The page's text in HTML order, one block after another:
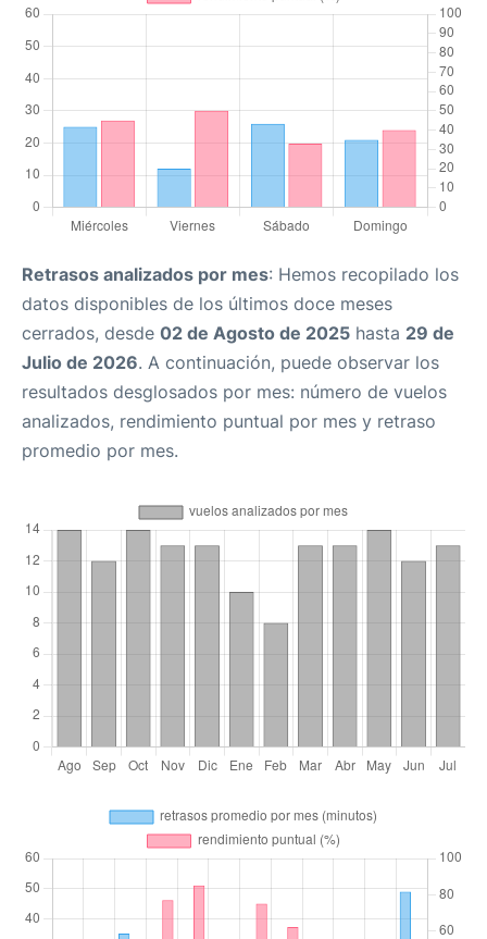
Retrasos analizados por mes: Hemos recopilado los
datos disponibles de los últimos doce meses
cerrados, desde 02 de Agosto de 2025 hasta 29 de
Julio de 2026. A continuación, puede observar los
resultados desglosados por mes: número de vuelos
analizados, rendimiento puntual por mes y retraso
promedio por mes.